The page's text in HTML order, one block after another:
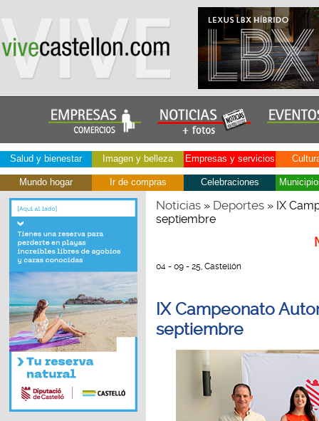
Salud y bienestar Imagen y belleza Empresas y servicios
Mundo hogar Ir de compras Celebraciones
Noticias» Deportes» IX
septiembre
04 - 09 - 25, Castellón
IX Campeonato
septiembre